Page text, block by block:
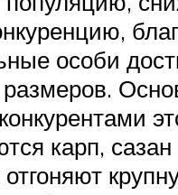
особи
карп,